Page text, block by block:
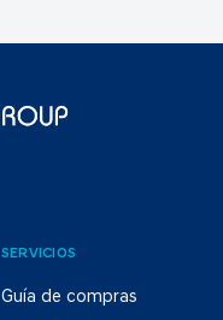
SERVICIOS
Guía de compras